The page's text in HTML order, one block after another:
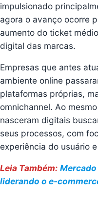
impulsionado
agora o avanço ocorre
aumento do ticket
digital das marcas.
Empresas que antes
ambiente online
plataformas próprias,
omnichannel. Ao
nasceram digitais
seus processos, com
experiência do usuário
Leia Também:
liderando o e-